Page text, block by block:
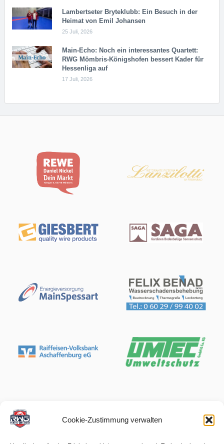
Cookie-Zustimmung verwalten
Lambertseter Bryteklubb: Ein Besuch in der
Heimat von Emil Johansen
25 Juli, 2026
Main-Echo: Noch ein in­ter­es­san­tes Quar­tett:
RWG Möm­b­ris-Kö­n­igs­ho­fen bessert Kader für
Hessenliga auf
17 Juli, 2026